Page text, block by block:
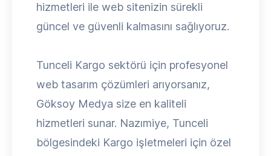
hizmetleri ile web sitenizin sürekli
güncel ve güvenli kalmasını sağlıyoruz.
Tunceli Kargo sektörü için profesyonel
web tasarım çözümleri arıyorsanız,
Göksoy Medya size en kaliteli
hizmetleri sunar. Nazımiye, Tunceli
bölgesindeki Kargo işletmeleri için özel